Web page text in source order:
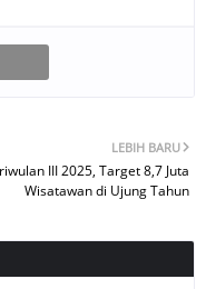
LEBIH BARU
III 2025, Target 8,7 Juta
Wisatawan di Ujung Tahun